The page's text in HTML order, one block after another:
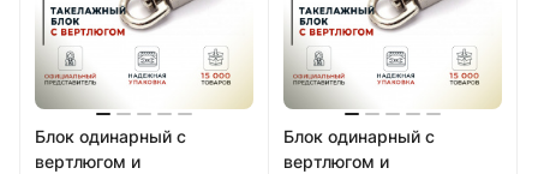
Блок одинарный с
вертлюгом и
Блок одинарный с
вертлюгом и